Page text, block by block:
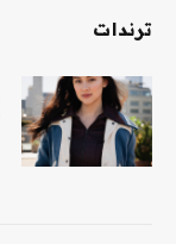
ترندات